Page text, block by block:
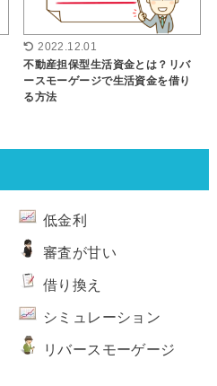
2022.12.01
不動産担保型生活資金とは？リバ
ースモーゲージで生活資金を借り
る方法
低金利
審査が甘い
借り換え
シミュレーション
リバースモーゲージ